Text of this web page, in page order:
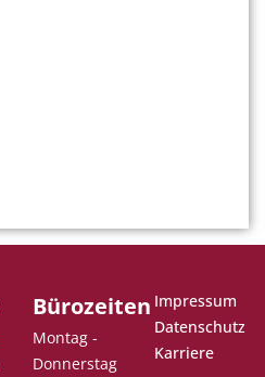
Bürozeiten
Montag -
Donnerstag
Impressum
Datenschutz
Karriere